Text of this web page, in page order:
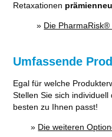
Retaxationen
» Die
Umfassende
Egal für welche
Stellen Sie sich
besten zu Ihnen passt!
» Die weiteren